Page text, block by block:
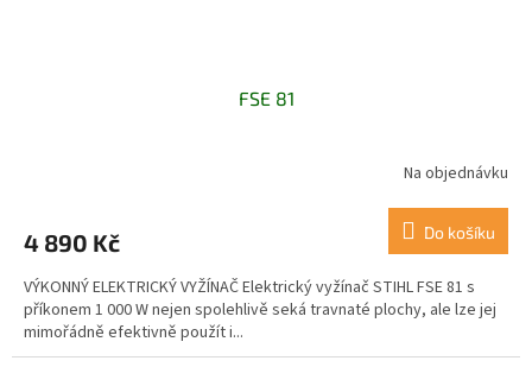
FSE 81
Na objednávku
4 890 Kč Do košíku
VÝKONNÝ ELEKTRICKÝ VYŽÍNAČ Elektrický vyžínač STIHL FSE 81 s
příkonem 1 000 W nejen spolehlivě seká travnaté plochy, ale lze jej
mimořádně efektivně použít i...